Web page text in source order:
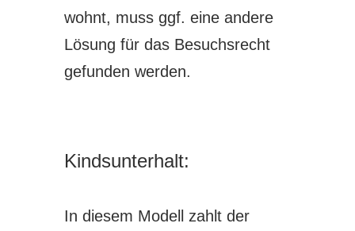
wohnt, muss ggf. eine andere
Lösung für das Besuchsrecht
gefunden werden.
Kindsunterhalt:
In diesem Modell zahlt der